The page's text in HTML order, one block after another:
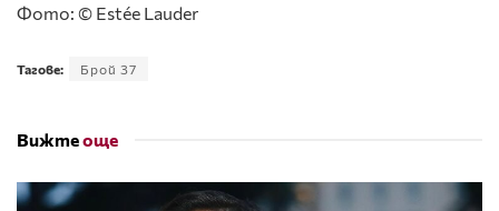
Фото: © Estée Lauder
Тагове: Брой 37
Вижтеоще